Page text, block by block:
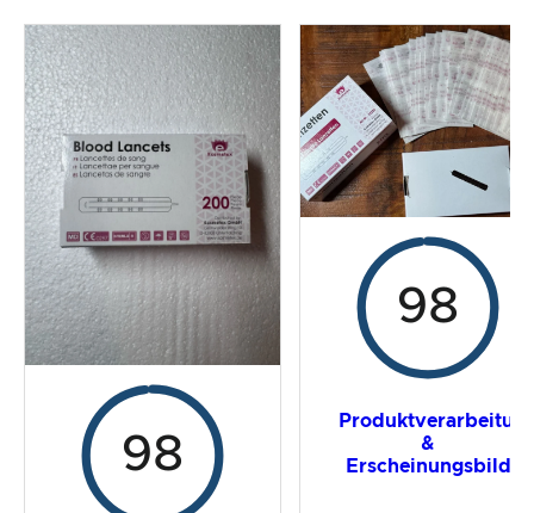
Der Praxistest
Preis-/ Leistungsverhältnis
Gesamtergebnis
98
98
&
Erscheinungsbild